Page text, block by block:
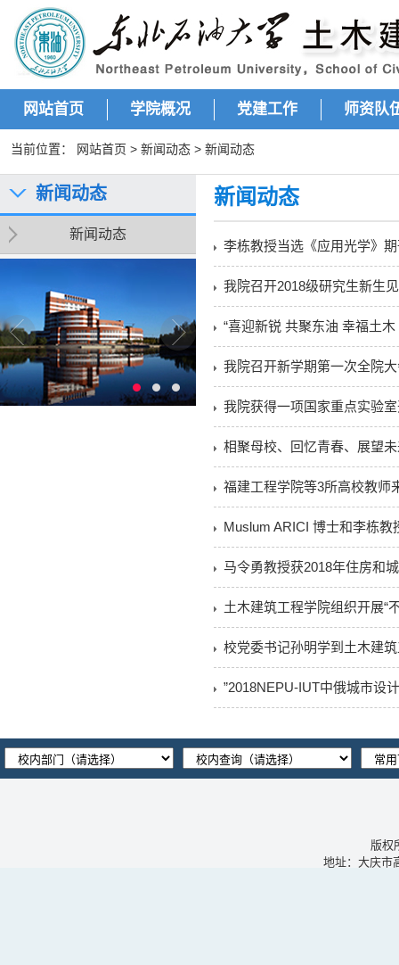
网站首页 学院概况 党建工作 师资队
当前位置： 网站首页 > 新闻动态 > 新闻动态
新闻动态
新闻动态
新闻动态
李栋教授当选《应用光学》
我院召开2018级研究生新生
“喜迎新锐 共聚东油 幸福土
我院召开新学期第一次全院
我院获得一项国家重点实验
相聚母校、回忆青春、展望
福建工程学院等3所高校教师
Muslum ARICI 博士和李栋教
马令勇教授获2018年住房和
土木建筑工程学院组织开展“
校党委书记孙明学到土木建
”2018NEPU-IUT中俄城市
版权
地址：大庆市